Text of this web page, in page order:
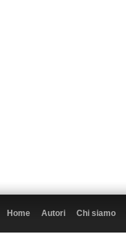
Home Autori Chi siamo